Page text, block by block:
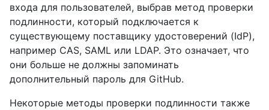
входа для пользователей, выбрав метод проверки
подлинности, который подключается к
существующему поставщику удостоверений (IdP),
например CAS, SAML или LDAP. Это означает, что
они больше не должны запоминать
дополнительный пароль для GitHub.
Некоторые методы проверки подлинности также